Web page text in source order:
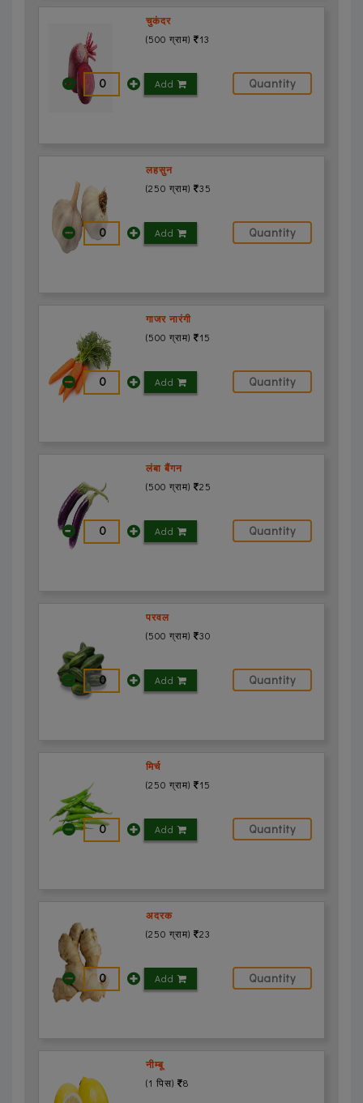
चुकंदर
(500 ग्राम) 13
Add
लहसुन
(250 ग्राम) 35
Add
गाजर नारंगी
(500 ग्राम) 15
Add
लंबा बैंगन
(500 ग्राम) 25
Add
परवल
(500 ग्राम) 30
Add
मिर्च
(250 ग्राम) 15
Add
अदरक
(250 ग्राम) 23
Add
नीम्बू
(1 पिस) 8